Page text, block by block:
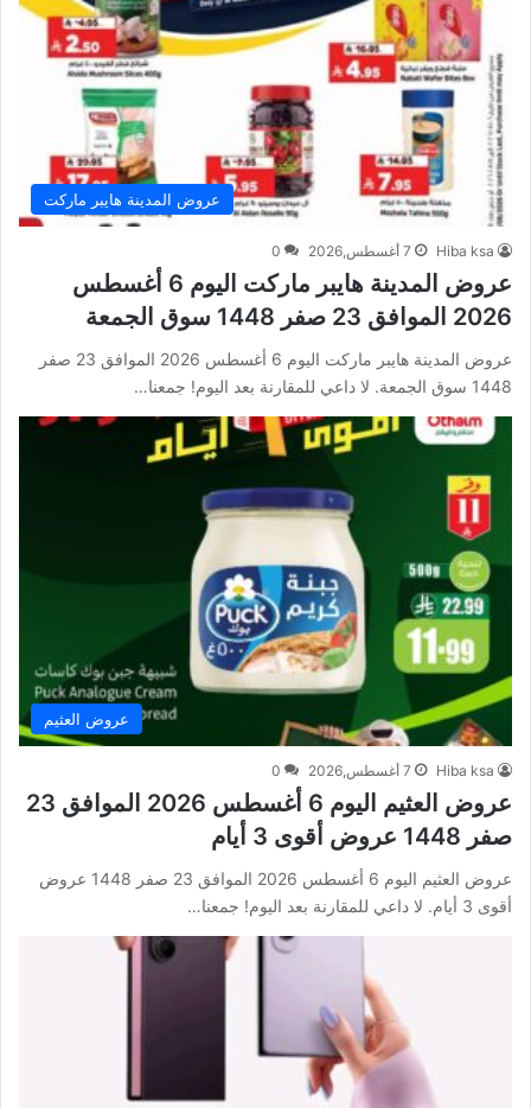
عروض المدينة هايبر ماركت
Hiba ksa 7 أغسطس,2026 0
عروض المدينة هايبر ماركت اليوم 6 أغسطس
2026 الموافق 23 صفر 1448 سوق الجمعة
عروض المدينة هايبر ماركت اليوم 6 أغسطس 2026 الموافق 23 صفر
1448 سوق الجمعة. لا داعي للمقارنة بعد اليوم! جمعنا…
عروض العثيم
Hiba ksa 7 أغسطس,2026 0
عروض العثيم اليوم 6 أغسطس 2026 الموافق 23
صفر 1448 عروض أقوى 3 أيام
عروض العثيم اليوم 6 أغسطس 2026 الموافق 23 صفر 1448 عروض
أقوى 3 أيام. لا داعي للمقارنة بعد اليوم! جمعنا…